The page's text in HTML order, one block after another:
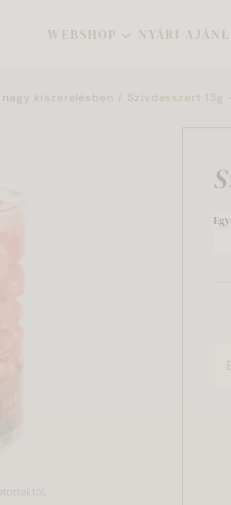
WEBSHOP NYÁRI
kiszerelésben Szívdesszert